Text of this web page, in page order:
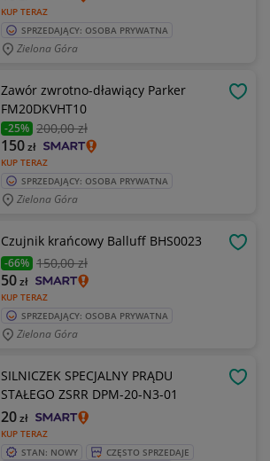
KUP TERAZ
SPRZEDAJĄCY: OSOBA PRYWATNA
Zielona Góra
Zawór zwrotno-dławiący Parker
FM20DKVHT10
-25% 200,00 zł
KUP TERAZ
150zł
SPRZEDAJĄCY: OSOBA PRYWATNA
Zielona Góra
Czujnik krańcowy Balluff BHS0023
-66% 150,00 zł
KUP TERAZ
50zł
SPRZEDAJĄCY: OSOBA PRYWATNA
Zielona Góra
SILNICZEK SPECJALNY PRĄDU
STAŁEGO ZSRR DPM-20-N3-01
KUP TERAZ
20zł
STAN: NOWY
CZĘSTO SPRZEDAJE